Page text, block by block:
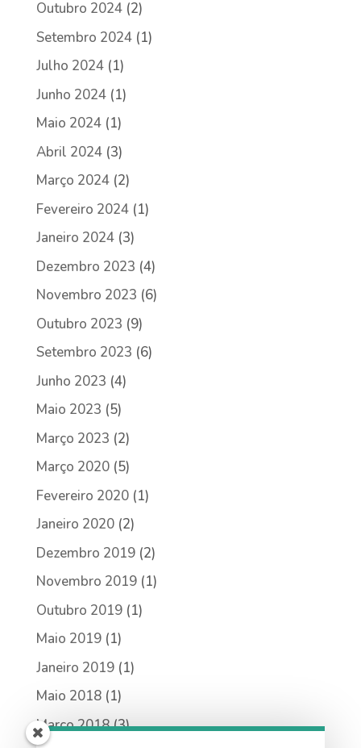
Outubro 2024(2)
Setembro 2024(1)
Julho 2024(1)
Junho 2024(1)
Maio 2024(1)
Abril 2024(3)
Março 2024(2)
Fevereiro 2024(1)
Janeiro 2024(3)
Dezembro 2023 (4)
Novembro 2023 (6)
Outubro 2023 (9)
Setembro 2023 (6)
Junho 2023 (4)
Maio 2023 (5)
Março 2023 (2)
Março 2020(5)
Fevereiro 2020(1)
Janeiro 2020(2)
Dezembro 2019(2)
Novembro 2019(1)
Outubro 2019(1)
Maio 2019(1)
Janeiro 2019(1)
Maio 2018(1)
Março 2018(3)